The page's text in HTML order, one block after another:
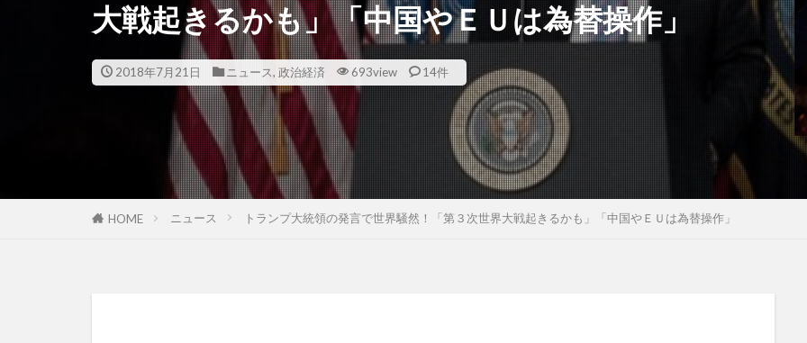
大戦起きるかも」「中国やＥＵは為替操作」
2018年7月21日 ニュース, 政治経済 693view 14件
HOME ニュース トランプ大統領の発言で世界騒然！「第３次世界大戦起きるかも」「中国やＥＵは為替操作」